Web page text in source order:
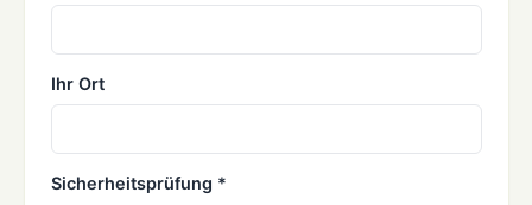
Ihr Ort
Sicherheitsprüfung *